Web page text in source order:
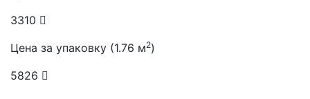
3310
Цена за упаковку (1.76 м2)
5826